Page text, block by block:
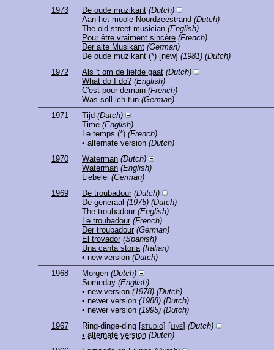
1973
De oude muzikant (Dutch)
Aan het mooie Noordzeestrand (Dutch)
The old street musician (English)
Pour être vraiment sincère (French)
Der alte Musikant (German)
De oude muzikant (*) [new] (1981) (Dutch)
1972
Als 't om de liefde gaat (Dutch)
What do I do? (English)
C'est pour demain (French)
Was soll ich tun (German)
1971
Tijd (Dutch)
Time (English)
Le temps (*) (French)
• alternate version (Dutch)
1970
Waterman (Dutch)
Waterman (English)
Liebelei (German)
1969
De troubadour (Dutch)
De generaal (1975) (Dutch)
The troubadour (English)
Le troubadour (French)
Der troubadour (German)
El trovador (Spanish)
Una canta storia (Italian)
• new version (Dutch)
1968
Morgen (Dutch)
Someday (English)
• new version (1978) (Dutch)
• newer version (1988) (Dutch)
• newer version (1995) (Dutch)
1967
Ring-dinge-ding [studio] [live] (Dutch)
• alternate version (Dutch)